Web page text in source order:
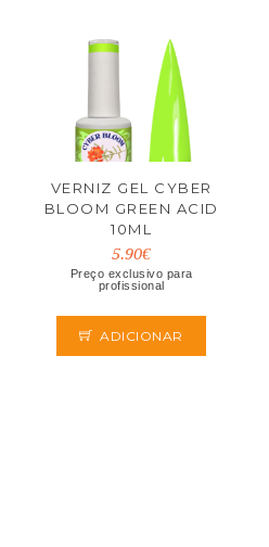
VERNIZ GEL CYBER
BLOOM GREEN ACID
10ML
5.90€
Preço exclusivo para
profissional
ADICIONAR